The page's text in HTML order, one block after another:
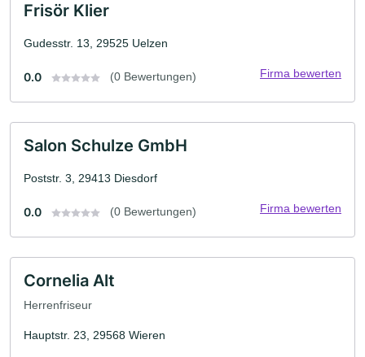
Frisör Klier
Gudesstr. 13, 29525 Uelzen
0.0 (0 Bewertungen) Firma bewerten
Salon Schulze GmbH
Poststr. 3, 29413 Diesdorf
0.0 (0 Bewertungen) Firma bewerten
Cornelia Alt
Herrenfriseur
Hauptstr. 23, 29568 Wieren